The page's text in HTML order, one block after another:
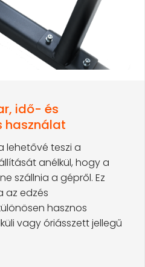
idő- és
használat
lehetővé teszi a
anélkül, hogy a
szállnia a gépről. Ez
az edzés
hasznos
vagy óriásszett jellegű